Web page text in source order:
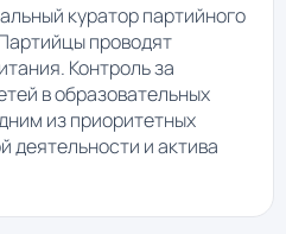
куратор партийного
проводят
Контроль за
в образовательных
из приоритетных
деятельности и актива